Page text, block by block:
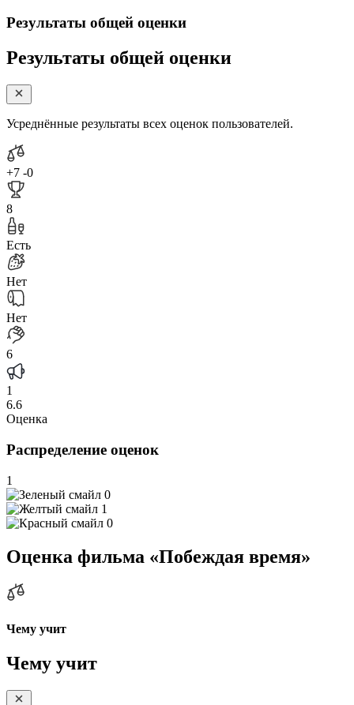
Результаты общей оценки
Результаты общей оценки
Усреднённые результаты всех оценок пользователей.
+7 -0
8
Есть
Нет
Нет
6
1
6.6
Оценка
Распределение оценок
1
0
1
0
Оценка фильма «Побеждая время»
Чему учит
Чему учит